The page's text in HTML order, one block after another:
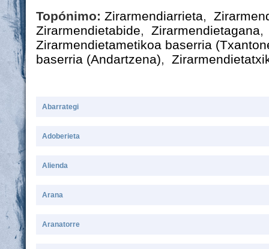
Topónimo: Zirarmendiarrieta,
Zirarmendietabide, Zirarmendietagana
Zirarmendietametikoa baserria
baserria (Andartzena),
Abarrategi
Adoberieta
Alienda
Arana
Aranatorre